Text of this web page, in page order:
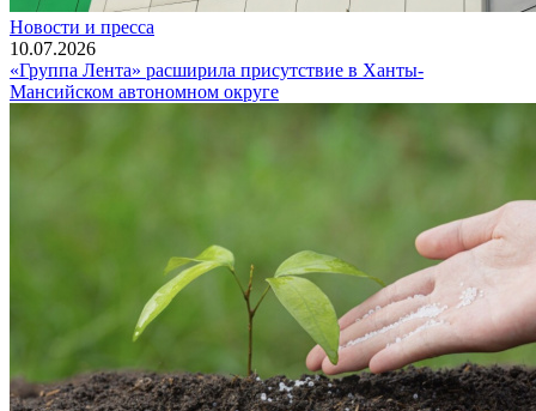
Новости и пресса
10.07.2026
«Группа Лента» расширила присутствие в Ханты-
Мансийском автономном округе